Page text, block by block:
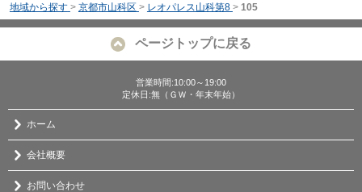
地域から探す > 京都市山科区 > レオパレス山科第8 > 105
ページトップに戻る
営業時間:10:00～19:00
定休日:無（ＧＷ・年末年始）
ホーム
会社概要
お問い合わせ